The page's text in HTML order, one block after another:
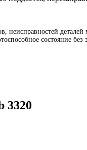
состояние
3320